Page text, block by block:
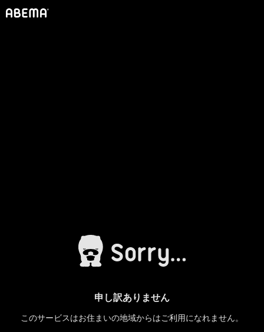
申し訳ありません
このサービスはお住まいの地域からはご利用になれません。